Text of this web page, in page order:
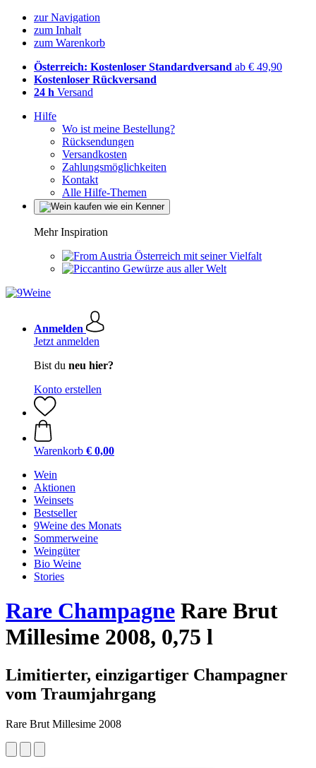
zur Navigation
zum Inhalt
zum Warenkorb
Österreich: Kostenloser Standardversand ab € 49,90
Kostenloser Rückversand
24 h Versand
Hilfe
Wo ist meine Bestellung?
Rücksendungen
Versandkosten
Zahlungsmöglichkeiten
Kontakt
Alle Hilfe-Themen
Mehr Inspiration
Österreich mit seiner Vielfalt
Gewürze aus aller Welt
Anmelden
Jetzt anmelden
Bist du neu hier?
Konto erstellen
Warenkorb € 0,00
Wein
Aktionen
Weinsets
Bestseller
9Weine des Monats
Sommerweine
Weingüter
Bio Weine
Stories
Rare Champagne Rare Brut
Millesime 2008, 0,75 l
Limitierter, einzigartiger Champagner
vom Traumjahrgang
Rare Brut Millesime 2008